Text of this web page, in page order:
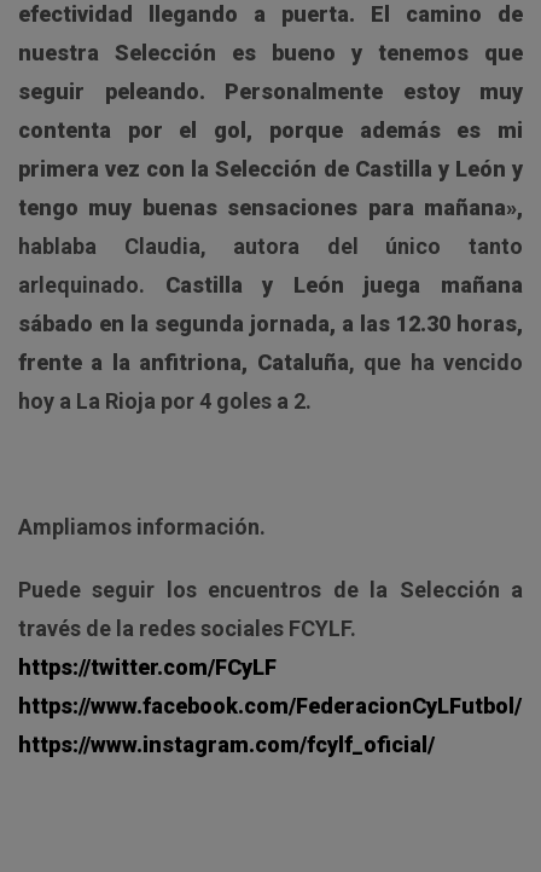
efectividad llegando a puerta. El camino de
nuestra Selección es bueno y tenemos que
seguir peleando. Personalmente estoy muy
contenta por el gol, porque además es mi
primera vez con la Selección de Castilla y León y
tengo muy buenas sensaciones para mañana»,
hablaba Claudia, autora del único tanto
arlequinado. Castilla y León juega mañana
sábado en la segunda jornada, a las 12.30 horas,
frente a la anfitriona, Cataluña, que ha vencido
hoy a La Rioja por 4 goles a 2.
Ampliamos información.
Puede seguir los encuentros de la Selección a
través de la redes sociales FCYLF.
https://twitter.com/FCyLF
https://www.facebook.com/FederacionCyLFutbol/
https://www.instagram.com/fcylf_oficial/